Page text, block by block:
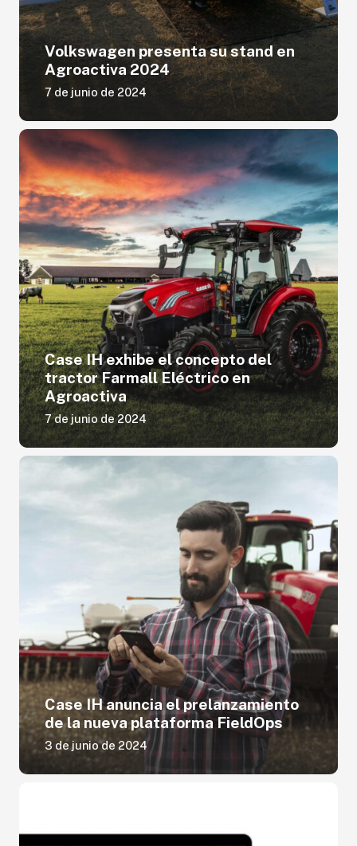
Volkswagen presenta su stand en
Agroactiva 2024
7 de junio de 2024
Case IH exhibe el concepto del
tractor Farmall Eléctrico en
Agroactiva
7 de junio de 2024
Case IH anuncia el prelanzamiento
de la nueva plataforma FieldOps
3 de junio de 2024